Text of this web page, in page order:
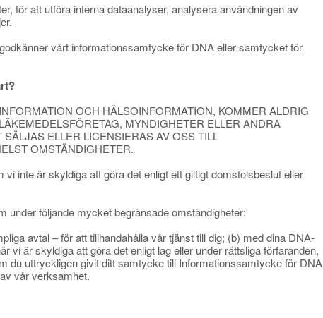
för att utföra interna dataanalyser, analysera användningen av
vårt informationssamtycke för DNA eller samtycket för
OCH HÄLSOINFORMATION, KOMMER ALDRIG
MYNDIGHETER ELLER ANDRA
ELLER LICENSIERAS AV OSS TILL
OMSTÄNDIGHETER.
inte är skyldiga att göra det enligt ett giltigt domstolsbeslut eller
under följande mycket begränsade omständigheter:
avtal – för att tillhandahålla vår tjänst till dig; (b) med dina DNA-
är skyldiga att göra det enligt lag eller under rättsliga förfaranden,
du uttryckligen givit ditt samtycke till Informationssamtycke för DNA
vår verksamhet.